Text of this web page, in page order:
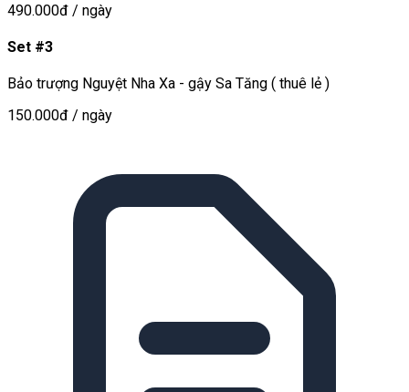
490.000đ / ngày
Set #3
Bảo trượng Nguyệt Nha Xa - gậy Sa Tăng ( thuê lẻ )
150.000đ / ngày